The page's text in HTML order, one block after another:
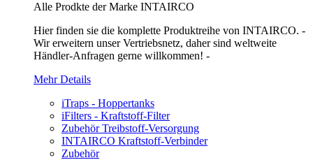
Alle Prodkte der Marke INTAIRCO
Hier finden sie die komplette Produktreihe von INTAIRCO. -
Wir erweitern unser Vertriebsnetz, daher sind weltweite
Händler-Anfragen gerne willkommen! -
Mehr Details
iTraps - Hoppertanks
iFilters - Kraftstoff-Filter
Zubehör Treibstoff-Versorgung
INTAIRCO Kraftstoff-Verbinder
Zubehör